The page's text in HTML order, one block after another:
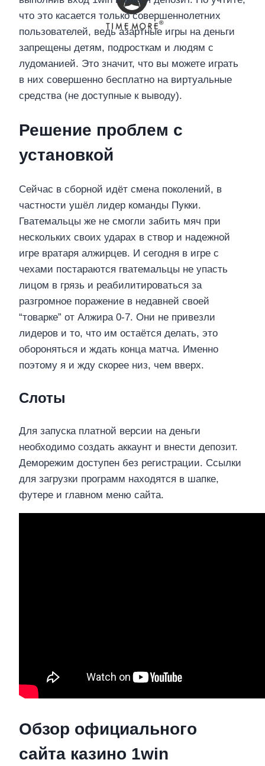
что это касается только совершеннолетних
пользователей, ведь азартные игры на деньги
запрещены детям, подросткам и людям с
лудоманией. Это значит, что вы можете играть
в них совершенно бесплатно на виртуальные
средства (не доступные к выводу).
Решение проблем с
установкой
Сейчас в сборной идёт смена поколений, в
частности ушёл лидер команды Пукки.
Гватемальцы же не смогли забить мяч при
нескольких своих ударах в створ и надежной
игре вратаря алжирцев. И сегодня в игре с
чехами постараются гватемальцы не упасть
лицом в грязь и реабилитироваться за
разгромное поражение в недавней своей
“товарке” от Алжира 0-7. Они не привезли
лидеров и то, что им остаётся делать, это
обороняться и ждать конца матча. Именно
поэтому я и жду скорее низ, чем вверх.
Слоты
Для запуска платной версии на деньги
необходимо создать аккаунт и внести депозит.
Деморежим доступен без регистрации. Ссылки
для загрузки программ находятся в шапке,
футере и главном меню сайта.
Обзор официального
сайта казино 1win